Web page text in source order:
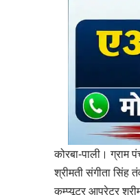
कोरबा-पाली।
श्रीमती संगीता सिंह
कम्प्यूटर आपरेटर